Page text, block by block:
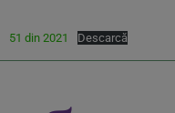
51 din 2021 Descarcă